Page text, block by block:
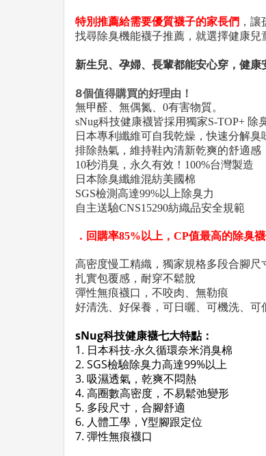
特別推薦給需要優質襪子的家長們 ，
找尋除臭機能襪子推薦，就選擇健康兒
新生兒、孕婦、長輩都能安心穿，健康
8個值得購買的好理由！
無甲醛、無偶氮、0有害物質。
sNug科技健康襪皆採用獨家S-TOP+ 除
日本專利纖維可自我乾燥，快速分解臭
排除熱氣，維持鞋內清新乾爽的舒適感
10秒消臭，永久有效！100%台灣製造
日本除臭纖維混紡美國棉
SGS檢測高達99%以上除臭力
自主送驗CNS15290紡織品安全規範
．回購率85%以上，CP值最高的除臭襪
高密度慢工精織，獨家規格多段合腳尺
扎實包覆感，耐穿不鬆脫
彈性無痕襪口，不咬肉、無勒痕
好清洗、好保養，可日曬、可機洗、可
sNug科技健康襪七大特點：
1. 日本科技-永久循環奈米消臭棉
2. SGS檢驗除臭力高達99%以上
3. 吸濕透氣，乾爽不悶熱
4. 高圈數高密度，不易鬆弛變形
5. 多段尺寸，合腳舒適
6. 人體工學，Y型腳跟定位
7. 彈性無痕襪口